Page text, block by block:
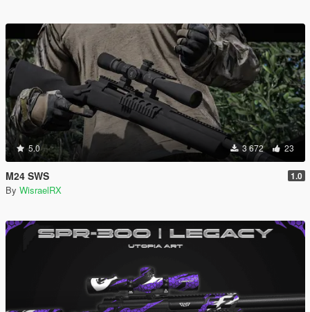
5.0 3 672 23
M24 SWS 1.0
By WisraelRX